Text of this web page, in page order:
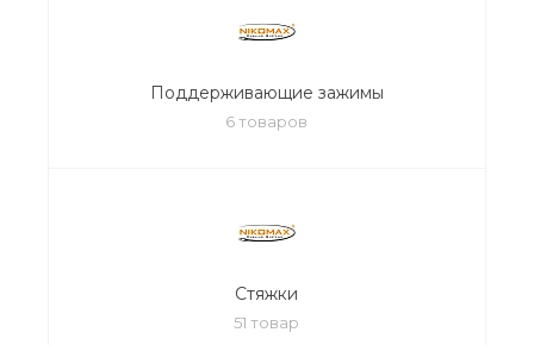
Поддерживающие зажимы
6 товаров
Стяжки
51 товар